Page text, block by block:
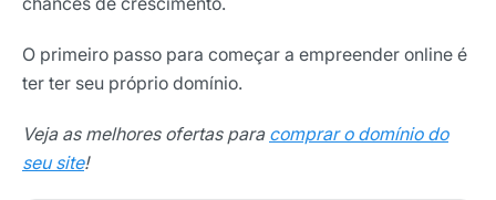
O primeiro passo para começar a empreender online é
ter ter seu próprio domínio.
Veja as melhores ofertas para comprar o domínio do
seu site!